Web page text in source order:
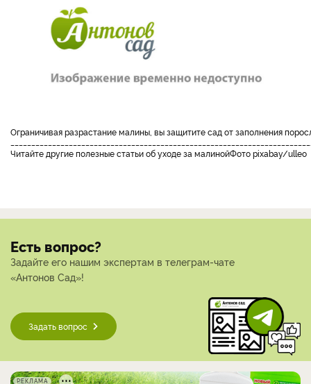
ограничивая разрастание малины, вы защитите сад от заполнения
Читайте другие полезные статьи об уходе за малинойФото pixabay/ulleo
Есть вопрос?
Задайте его нашим экспертам в телеграм-чате
«Антонов Сад»!
Задать вопрос
РЕКЛАМА